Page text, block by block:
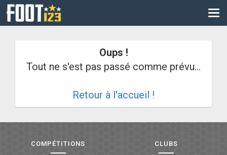
CM
Oups !
Tout ne s'est pas passé comme prévu...
Retour à l'accueil !
COMPÉTITIONS CLUBS